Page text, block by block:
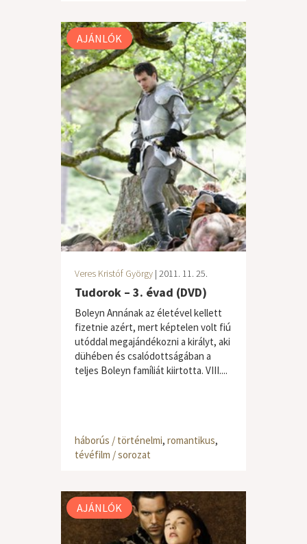
AJÁNLÓK
Veres Kristóf György | 2011. 11. 25.
Tudorok – 3. évad (DVD)
Boleyn Annának az életével kellett
fizetnie azért, mert képtelen volt fiú
utóddal megajándékozni a királyt, aki
dühében és csalódottságában a
teljes Boleyn famíliát kiirtotta. VIII....
háborús / történelmi, romantikus,
tévéfilm / sorozat
AJÁNLÓK